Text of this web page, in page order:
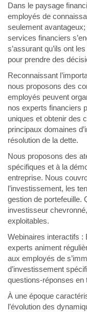
Dans le paysage
employés de
seulement
services financiers
s’assurant qu’ils ont
pour prendre des
Reconnaissant
nous proposons des
employés peuvent
nos experts financiers
uniques et obtenir des
principaux domaines
résolution de la dette.
Nous proposons des
spécifiques et à la
entreprise. Nous
l’investissement, les
gestion de portefeuille.
investisseur
exploitables.
Webinaires interactifs :
experts animent
aux employés de
d’investissement
questions-réponses
À une époque
l’évolution des